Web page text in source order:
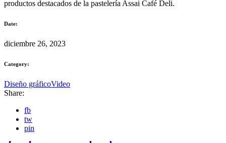
productos destacados de la pastelería Assai Café Deli.
Date:
diciembre 26, 2023
Category:
Diseño gráficoVideo
Share:
fb
tw
pin